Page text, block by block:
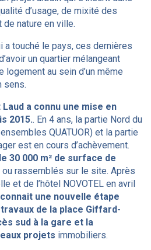
d’usage, de mixité des
nature en ville.
a touché le pays, ces dernières
un quartier mélangeant
au sein d’un même
sens.
a connu une mise en
2015.. En 4 ans, la partie Nord du
QUATUOR) et la partie
est en cours d’achèvement.
30 000 m² de surface de
ou rassemblés sur le site. Après
et de l’hôtel NOVOTEL en avril
une nouvelle étape
de la place Giffard-
sud à la gare et la
projets immobiliers.